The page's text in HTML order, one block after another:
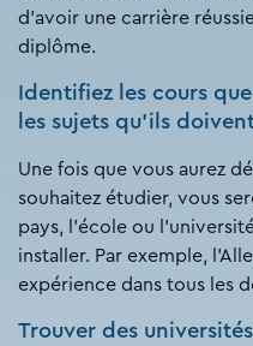
d'avoir une carrière
diplôme.
Identifiez les cours
les sujets qu'ils
Une fois que vous aurez
souhaitez étudier, vous
pays, l'école ou
installer. Par exemple,
expérience dans tous les
Trouver des